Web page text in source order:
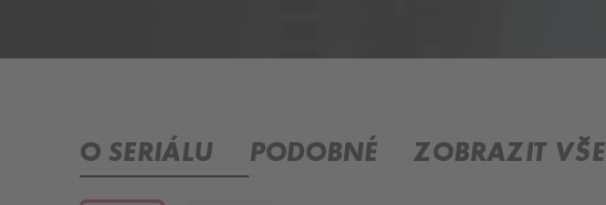
O SERIÁLU PODOBNÉ ZOBRAZIT VŠE